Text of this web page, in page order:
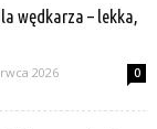
wędkarza – lekka,
2026 0